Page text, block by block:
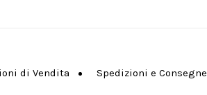
di Vendita Spedizioni e Consegne